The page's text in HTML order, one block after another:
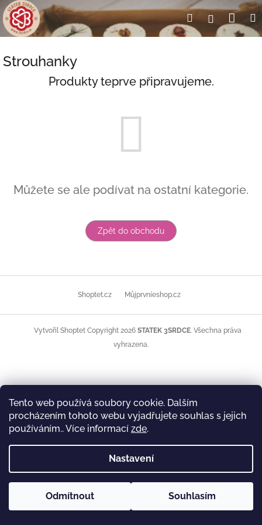
Tento web používá soubory cookie. Dalším
procházením tohoto webu vyjadřujete souhlas s jejich
používáním.. Více informací zde.
Nastavení
Odmítnout Souhlasím
Přejít
na
obsah
HledatPřihlášení
Strouhanky
Produkty teprve připravujeme.
Můžete se ale podívat na ostatní kategorie.
Zpět do obchodu
Shoptet.cz Můjprvníeshop.cz
Vytvořil Shoptet Copyright 2026STATEK 3SRDCE. Všechna práva
vyhrazena.